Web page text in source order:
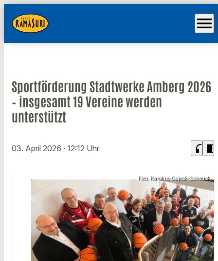
menu
Sportförderung Stadtwerke Amberg 2026
– insgesamt 19 Vereine werden
unterstützt
03. April 2026 · 12:12 Uhr headphones chrome_reader_mode
Foto: Karoline Gajeck-Scheuck